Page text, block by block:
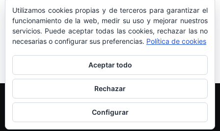
LA DELEGACIÓN DE TARRAGONA
ASISTE INVITADA A LA “CENA DE GALA
DE LAS CUATRO MARINAS”
Más información sobre las cookies
© Newspaper WordPress Theme by TagDiv
Utilizamos cookies propias y de terceros para garantizar el
funcionamiento de la web, medir su uso y mejorar nuestros
servicios. Puede aceptar todas las cookies, rechazar las no
necesarias o configurar sus preferencias. Política de cookies
Aceptar todo
Rechazar
Configurar